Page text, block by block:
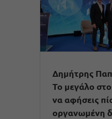
Δημήτρης
Το μεγάλο
να αφήσεις
οργανωμένη